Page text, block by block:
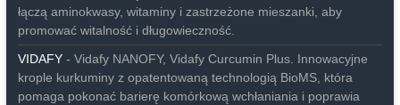
łączą aminokwasy, witaminy i zastrzeżone mieszanki, aby
promować witalność i długowieczność.
VIDAFY- Vidafy NANOFY, Vidafy Curcumin Plus. Innowacyjne
krople kurkuminy z opatentowaną technologią BioMS, która
pomaga pokonać barierę komórkową wchłaniania i poprawia